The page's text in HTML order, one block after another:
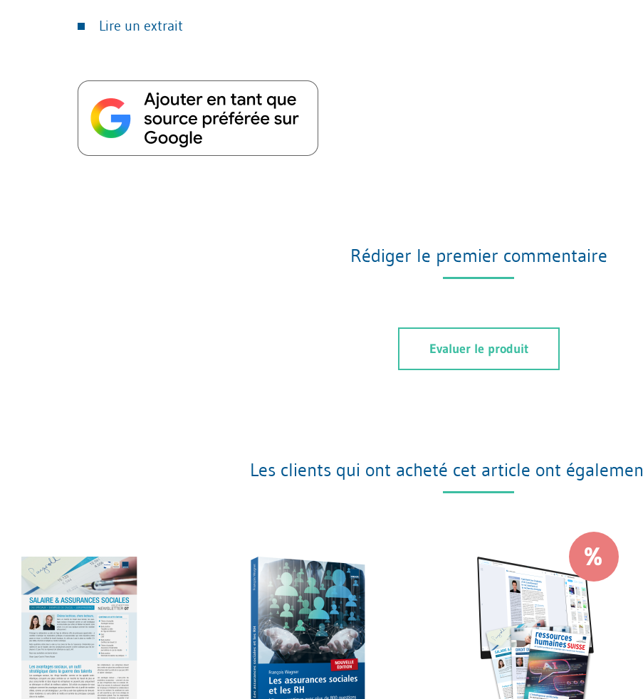
Lire un extrait
Rédiger le premier commentaire
Evaluer le produit
Les clients qui ont acheté cet article ont